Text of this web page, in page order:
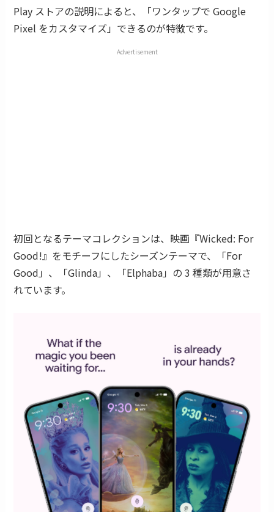
Play ストアの説明によると、「ワンタップで Google
Pixel をカスタマイズ」できるのが特徴です。
Advertisement
初回となるテーマコレクションは、映画『Wicked: For
Good!』をモチーフにしたシーズンテーマで、「For
Good」、「Glinda」、「Elphaba」の 3 種類が用意さ
れています。